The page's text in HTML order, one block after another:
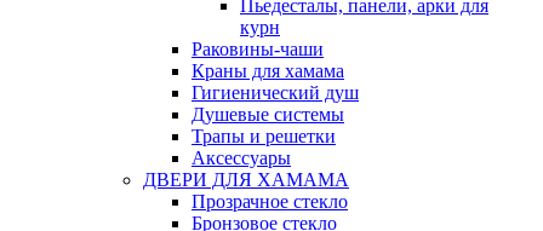
Пьедесталы, панели, арки для
курн
Раковины-чаши
Краны для хамама
Гигиенический душ
Душевые системы
Трапы и решетки
Аксессуары
ДВЕРИ ДЛЯ ХАМАМА
Прозрачное стекло
Бронзовое стекло